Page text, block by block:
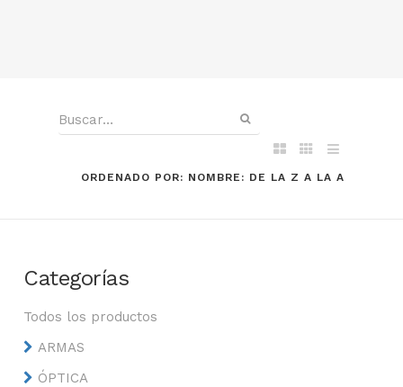
ORDENADO POR: NOMBRE: DE LA Z A LA A
Categorías
Todos los productos
ARMAS
ÓPTICA